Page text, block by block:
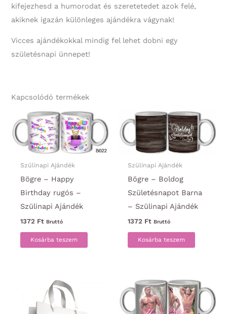
kifejezhesd a humorodat és szeretetedet azok felé,
akiknek igazán különleges ajándékra vágynak!
Vicces ajándékokkal mindig fel lehet dobni egy
születésnapi ünnepet!
Kapcsolódó termékek
Szülinapi Ajándék
Bögre – Happy
Birthday rugós –
Szülinapi Ajándék
1372 Ft Bruttó
Kosárba teszem
Szülinapi Ajándék
Bögre – Boldog
Születésnapot Barna
– Szülinapi Ajándék
1372 Ft Bruttó
Kosárba teszem